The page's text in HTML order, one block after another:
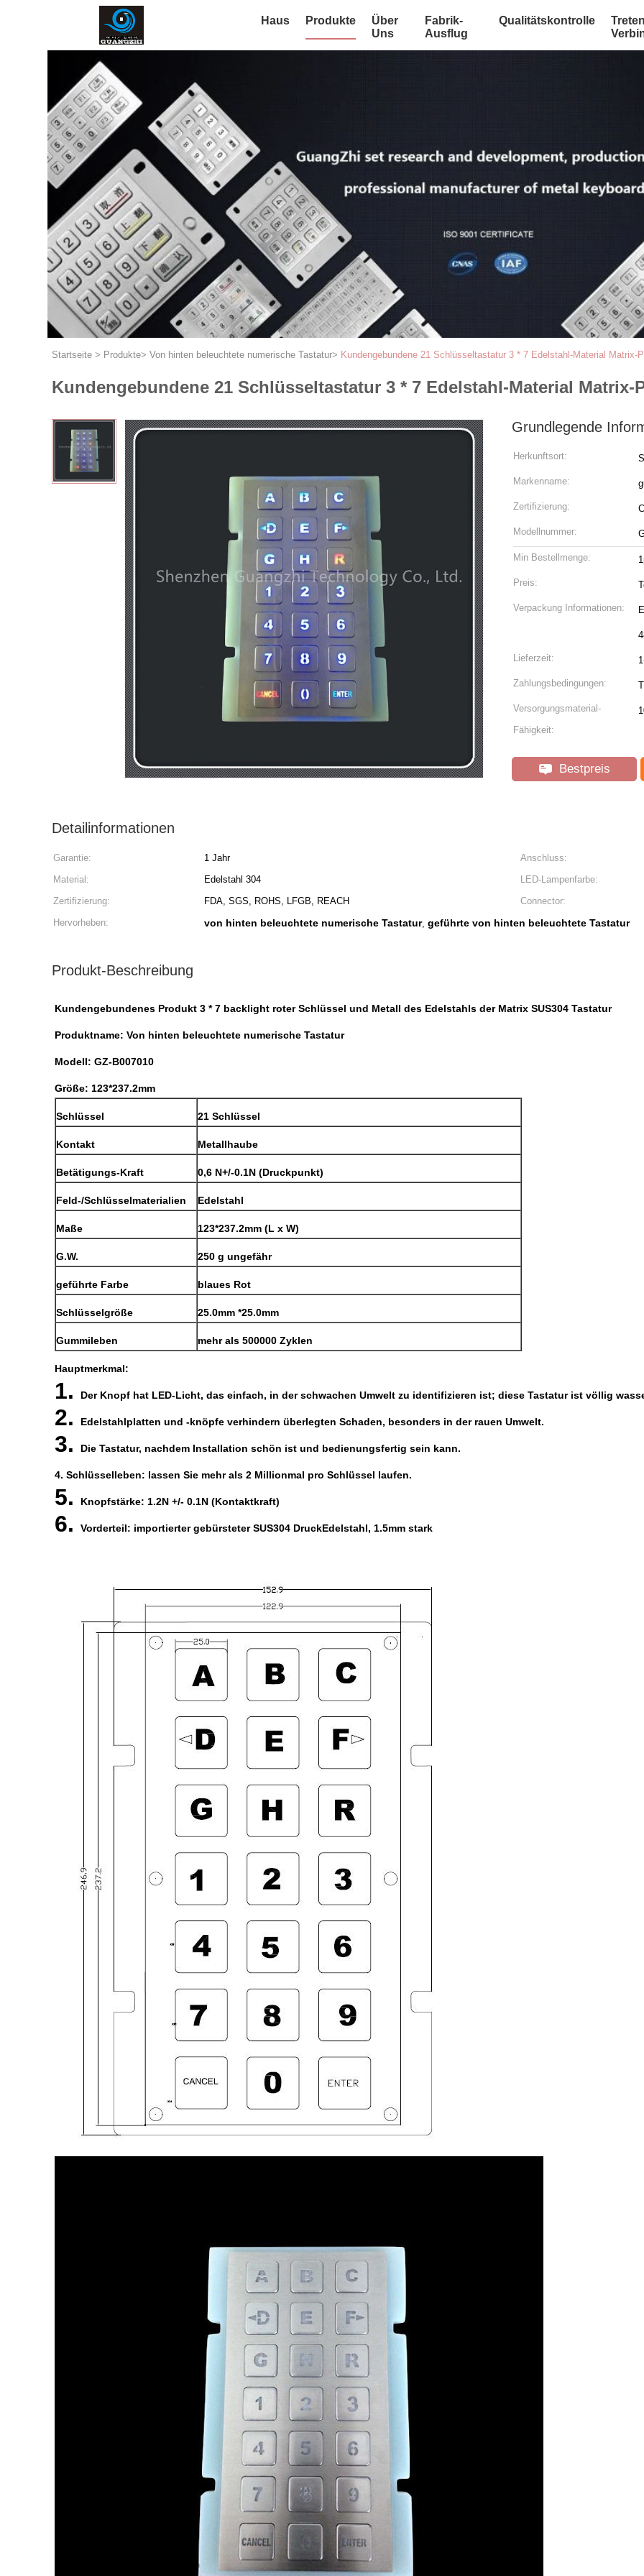
Haus Produkte
Über
Uns
Fabrik-
Ausflug
Qualitätskontrolle
Startseite > Produkte> Von hinten beleuchtete numerische Tastatur> Kundengebundene 21 Schlüsseltastatur 3 * 7 Edelstahl-Material Matrix-
Kundengebundene 21 Schlüsseltastatur 3 * 7 Edelstahl-Material Matrix-
Grundlegende
Herkunftsort:
Markenname:
Zertifizierung:
Modellnummer:
Min Bestellmenge:
Preis:
Verpackung Informationen:
Lieferzeit:
Zahlungsbedingungen:
Versorgungsmaterial-
Fähigkeit:
Bestpreis
Detailinformationen
Garantie: 1 Jahr Anschluss:
Material:
Edelstahl 304 LED-Lampenfarbe:
Zertifizierung:
FDA, SGS, ROHS, LFGB, REACH Connector:
Hervorheben:
von hinten beleuchtete numerische Tastatur, geführte von hinten beleuchtete Tastatur
Produkt-Beschreibung
Kundengebundenes Produkt 3 * 7 backlight roter Schlüssel und Metall des Edelstahls der Matrix SUS304 Tastatur
Produktname: Von hinten beleuchtete numerische Tastatur
Modell: GZ-B007010
Größe: 123*237.2mm
Schlüssel 21 Schlüssel
Kontakt Metallhaube
Betätigungs-Kraft 0,6 N+/-0.1N (Druckpunkt)
Feld-/Schlüsselmaterialien Edelstahl
Maße 123*237.2mm (L x W)
G.W. 250 g ungefähr
geführte Farbe blaues Rot
Schlüsselgröße 25.0mm *25.0mm
Gummileben mehr als 500000 Zyklen
Hauptmerkmal:
1. Der Knopf hat LED-Licht, das einfach, in der schwachen Umwelt zu identifizieren ist; diese Tastatur ist völlig
2. Edelstahlplatten und -knöpfe verhindern überlegten Schaden, besonders in der rauen Umwelt.
3. Die Tastatur, nachdem Installation schön ist und bedienungsfertig sein kann.
4. Schlüsselleben: lassen Sie mehr als 2 Millionmal pro Schlüssel laufen.
5. Knopfstärke: 1.2N +/- 0.1N (Kontaktkraft)
6. Vorderteil: importierter gebürsteter SUS304 DruckEdelstahl, 1.5mm stark